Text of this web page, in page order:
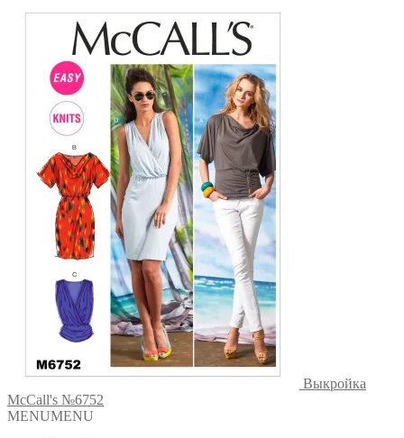
Выкройка
McCall's №6752
MENUMENU